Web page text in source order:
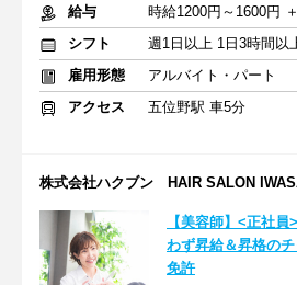
給与
時給1200円～1600円
シフト
雇用形態
アルバイト・パート
アクセス
五位野駅 車5分
株式会社ハクブン HAIR SALON
【美容師】<正社
わず昇給＆昇格の
免許